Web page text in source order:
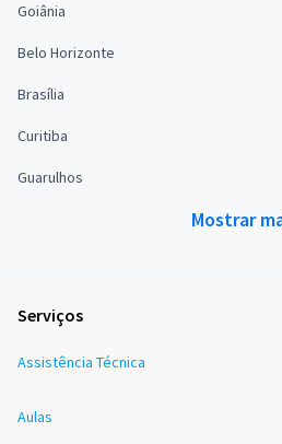
Goiânia
Belo Horizonte
Brasília
Curitiba
Guarulhos
Mostrar
Serviços
Assistência Técnica
Aulas